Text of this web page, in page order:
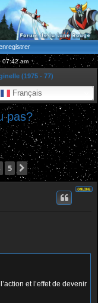
07:42 am
(1975 - 77)
Français
pas?
avancée
5 Suivante
et l’effet de devenir